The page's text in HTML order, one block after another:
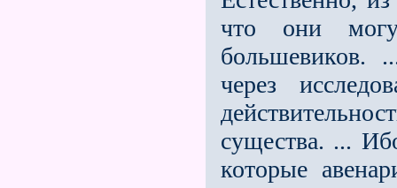
что они
большевиков.
через
существа. ...
которые